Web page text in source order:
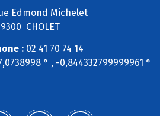
Edmond Michelet
CHOLET
: 02 41 70 74 14
° , -0,844332799999961 °